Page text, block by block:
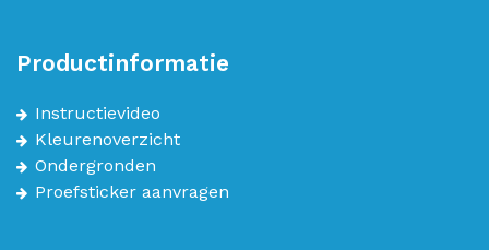
Productinformatie
Instructievideo
Kleurenoverzicht
Ondergronden
Proefsticker aanvragen